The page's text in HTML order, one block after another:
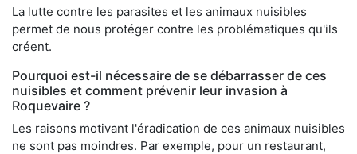
La lutte contre les parasites et les animaux nuisibles
permet de nous protéger contre les problématiques qu'ils
créent.
Pourquoi est-il nécessaire de se débarrasser de ces
nuisibles et comment prévenir leur invasion à
Roquevaire ?
Les raisons motivant l'éradication de ces animaux nuisibles
ne sont pas moindres. Par exemple, pour un restaurant,